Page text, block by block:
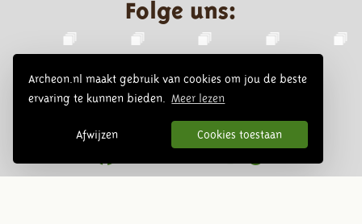
Archeon.nl maakt gebruik van cookies om jou de beste
ervaring te kunnen bieden.
Meer lezen
Afwijzen Cookies toestaan
Folge uns: